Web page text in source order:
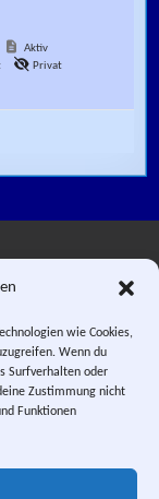
wie Cookies,
Wenn du
Surfverhalten oder
Zustimmung nicht
Funktionen
Aktiv
Privat